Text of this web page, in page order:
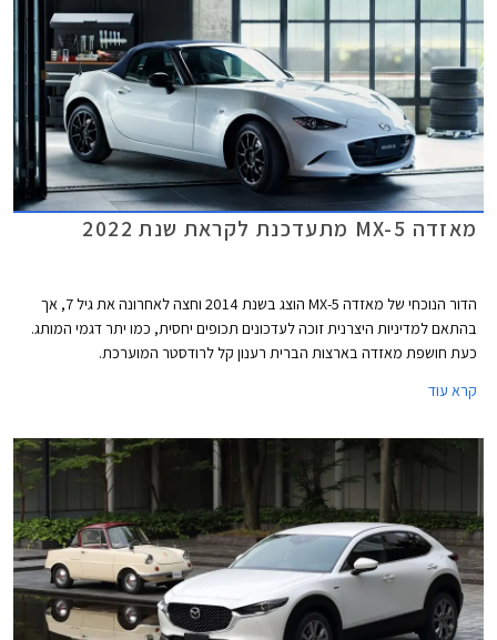
מאזדה MX-5 מתעדכנת לקראת שנת 2022
הדור הנוכחי של מאזדה MX-5 הוצג בשנת 2014 וחצה לאחרונה את גיל 7, אך
בהתאם למדיניות היצרנית זוכה לעדכונים תכופים יחסית, כמו יתר דגמי המותג.
כעת חושפת מאזדה בארצות הברית רענון קל לרודסטר המוערכת.
קרא עוד